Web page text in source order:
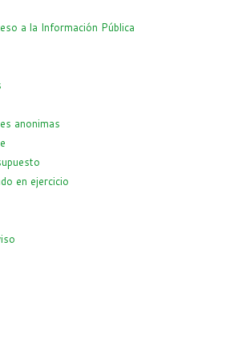
a la Información Pública
anonimas
en ejercicio